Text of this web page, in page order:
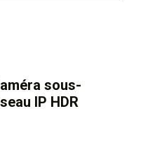
sous-
IP HDR